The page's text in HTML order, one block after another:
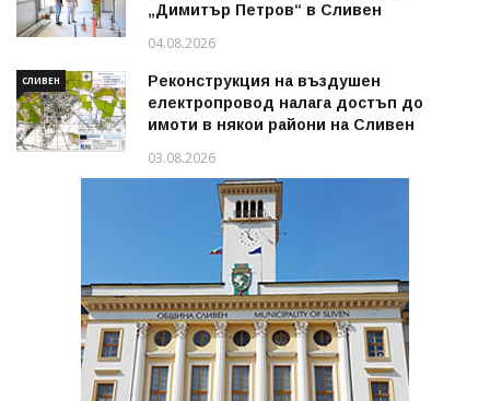
„Димитър Петров“ в Сливен
04.08.2026
СЛИВЕН
Реконструкция на въздушен
електропровод налага достъп до
имоти в някои райони на Сливен
03.08.2026